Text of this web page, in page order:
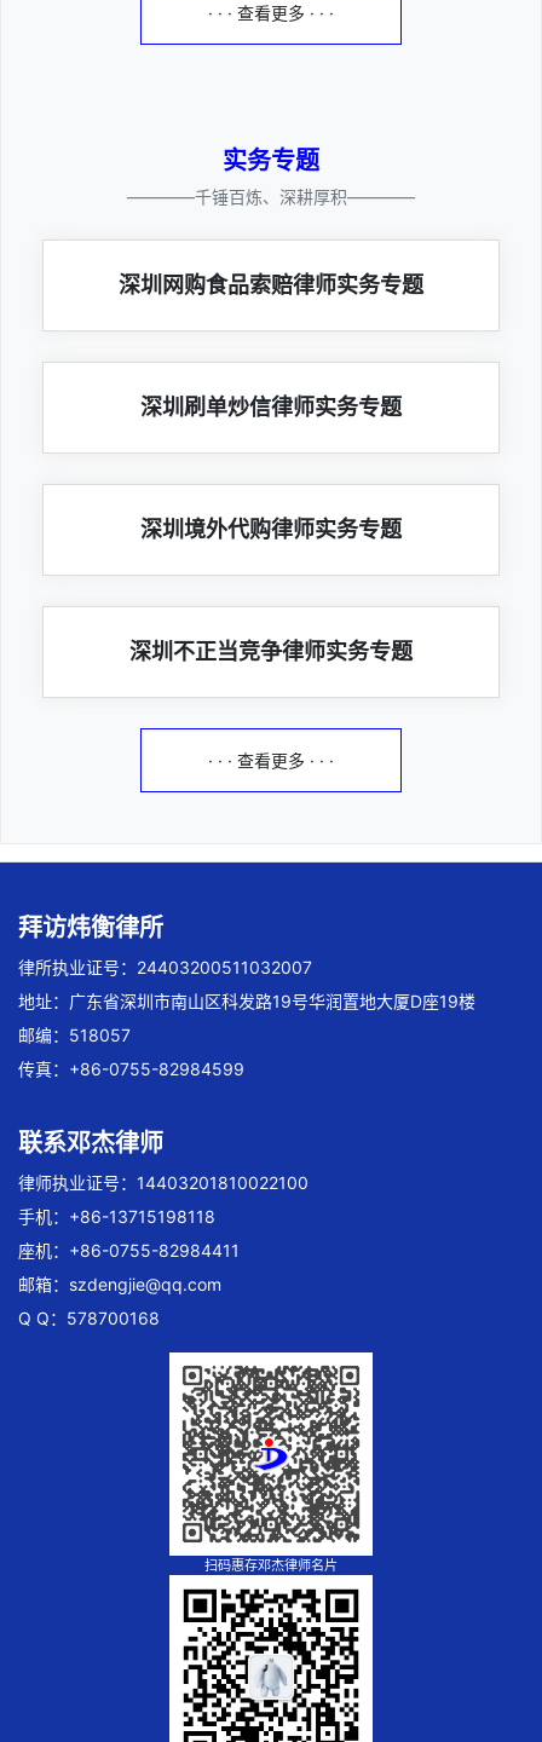
· · · 查看更多 · · ·
实务专题
————千锤百炼、深耕厚积————
深圳网购食品索赔律师实务专题
深圳刷单炒信律师实务专题
深圳境外代购律师实务专题
深圳不正当竞争律师实务专题
· · · 查看更多 · · ·
拜访炜衡律所
律所执业证号：24403200511032007
地址：广东省深圳市南山区科发路19号华润置地大厦D座19楼
邮编：518057
传真：+86-0755-82984599
联系邓杰律师
律师执业证号：14403201810022100
手机：+86-13715198118
座机：+86-0755-82984411
邮箱： szdengjie@qq.com
Q Q：578700168
扫码惠存邓杰律师名片